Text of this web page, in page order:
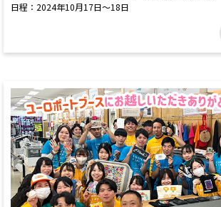
日程：2024年10月17日～18日